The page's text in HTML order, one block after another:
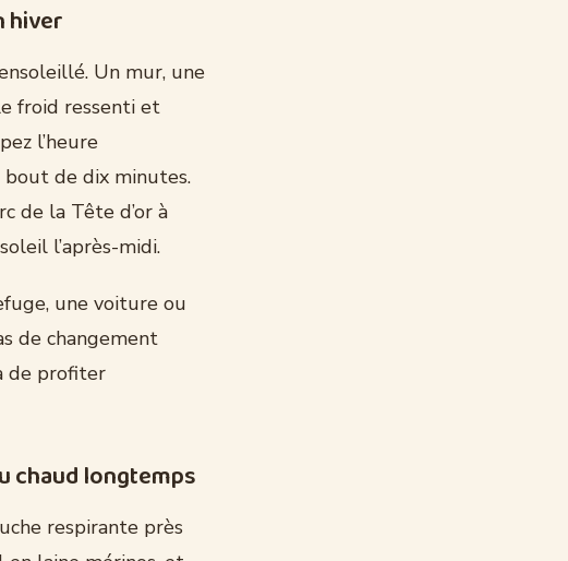
hiver
Un mur, une
froid ressenti et
l’heure
bout de dix minutes.
de la Tête d’or à
l’après-midi.
une voiture ou
de changement
de profiter
chaud longtemps
respirante près